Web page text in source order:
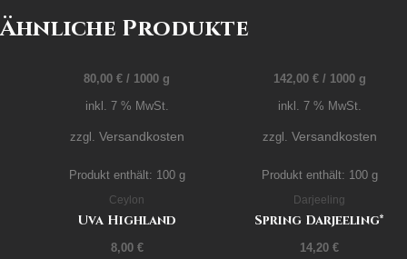
Ähnliche Produkte
80,00€ / 1000 g
inkl. 7 % MwSt.
zzgl. Versandkosten
Produkt enthält: 100 g
Ceylon
Uva Highland
8,00 €
142,00 €/ 1000 g
inkl. 7 % MwSt.
zzgl. Versandkosten
Produkt enthält: 100 g
Darjeeling
Spring Darjeeling*
14,20€